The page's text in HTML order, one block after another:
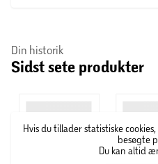
Din historik
Sidst sete produkter
Hvis du tillader statistiske
besøgte
Du kan altid